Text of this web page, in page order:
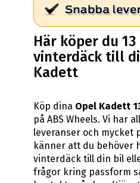
Här köper du
vinterdäck till
Kadett
Köp dina Opel Kadett
på ABS Wheels. Vi har
leveranser och mycket
känner att du behöver
vinterdäck till din bil
frågor kring passform